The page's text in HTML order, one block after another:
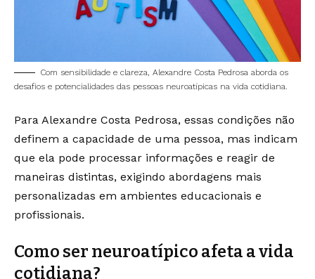
Com sensibilidade e clareza, Alexandre Costa Pedrosa aborda os
desafios e potencialidades das pessoas neuroatípicas na vida cotidiana.
Para Alexandre Costa Pedrosa, essas condições não
definem a capacidade de uma pessoa, mas indicam
que ela pode processar informações e reagir de
maneiras distintas, exigindo abordagens mais
personalizadas em ambientes educacionais e
profissionais.
Como ser neuroatípico afeta a vida
cotidiana?